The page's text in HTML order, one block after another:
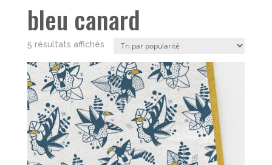
bleu canard
5 résultats affichésTrié
popularité